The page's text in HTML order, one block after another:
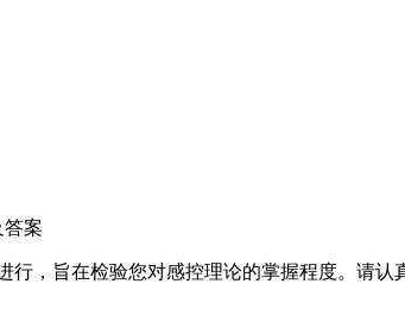
答案
行，旨在检验您对感控理论的掌握程度。请认